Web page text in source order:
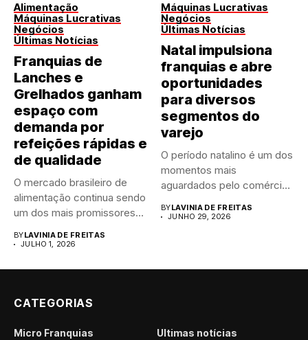
Alimentação
Máquinas Lucrativas
Negócios
Últimas Notícias
Franquias de
Lanches e
Grelhados ganham
espaço com
demanda por
refeições rápidas e
de qualidade
O mercado brasileiro de
alimentação continua sendo
um dos mais promissores
BYLAVINIA DE FREITAS
JULHO 1, 2026
Máquinas Lucrativas
Negócios
Últimas Notícias
Natal impulsiona
franquias e abre
oportunidades
para diversos
segmentos do
varejo
O período natalino é um dos
momentos mais
aguardados pelo comércio
BYLAVINIA DE FREITAS
JUNHO 29, 2026
CATEGORIAS
Micro Franquias
Últimas notícias